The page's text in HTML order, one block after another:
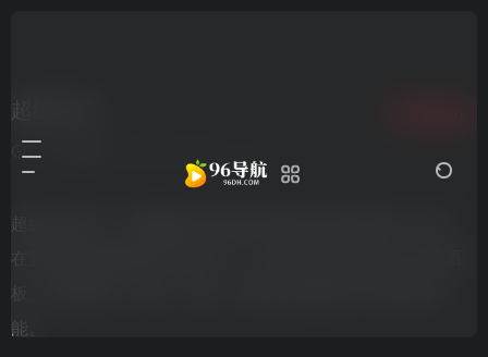
超级文档
7个月前更新
超级文档是一个免费的以在线文档为核心的协作办公工具，
在完整的排版和格式支持之外，还可以在文档中嵌入任务看
能。